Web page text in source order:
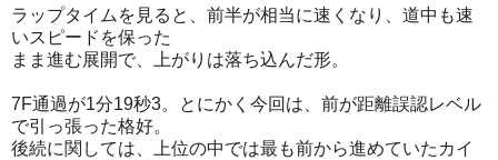
ラップタイムを見ると、前半が相当に速くなり、道中も速
いスピードを保った
まま進む展開で、上がりは落ち込んだ形。
7F通過が1分19秒3。とにかく今回は、前が距離誤認レベル
で引っ張った格好。
後続に関しては、上位の中では最も前から進めていたカイ